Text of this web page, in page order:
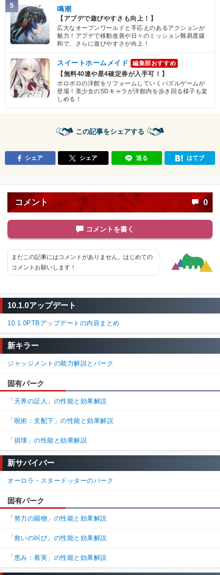
5 鳴潮
【アプデで遊びやすさも向上！】
広大なオープンワールドと手応えのあるアクションが
魅力！アプデで移動改善や日々のミッション難易度緩
和で、さらに遊びやすさが向上！
スイートホームメイド 編集部おすすめ
【無料40連や星4確定券が入手可！】
ボロボロの洋館をリフォームしていくパズルゲームが
登場！美少女のSDキャラが洋館内を歩き回る様子も楽
しめる！
この記事をシェアする
シェア シェア 送る はてブ
コメント 0
コメントを書く
まだこの記事にはコメントがありません。はじめての
コメントお願いします！
10.1.0アップデート
10.1.0PTBアップデートの内容まとめ
新キラー
ジャッジメントの能力解説とパーク
固有パーク
「天界の証人」の性能と効果解説
「呪術：支配下」の性能と効果解説
「損壊」の性能と効果解説
新サバイバー
オーロラ・スタードッターのパーク
固有パーク
「努力の賜物」の性能と効果解説
「救いの叫び」の性能と効果解説
「恵み：着実」の性能と効果解説